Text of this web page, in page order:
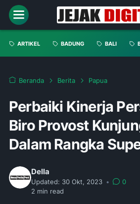
ARTIKEL BADUNG BALI
Beranda Berita Papua
Perbaiki Kinerja
Biro Provost
Dalam Rangka
Della
Updated: 30 Okt, 2023 •
0
2 min read